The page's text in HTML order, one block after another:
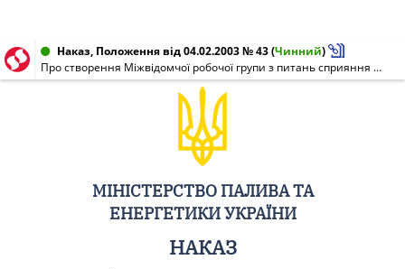
Наказ, Положення від 04.02.2003 № 43(Чинний)
Про створення Міжвідомчої робочої групи з питань сприяння ефективній діяльності енергопостачальних компаній
МІНІСТЕРСТВО ПАЛИВА ТА
ЕНЕРГЕТИКИ УКРАЇНИ
НАКАЗ